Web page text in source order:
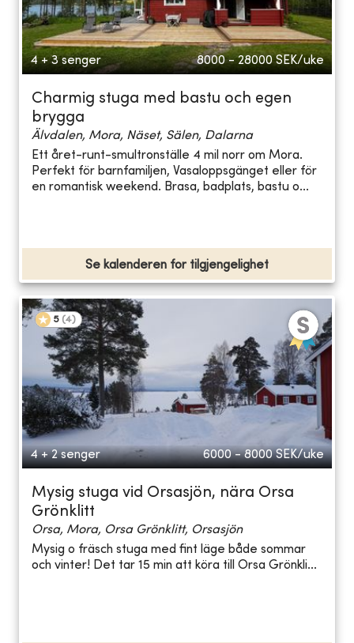
4 + 3 senger 8000 - 28000 SEK/uke
Charmig stuga med bastu och egen
brygga
Älvdalen, Mora, Näset, Sälen, Dalarna
Ett året-runt-smultronställe 4 mil norr om Mora.
Perfekt för barnfamiljen, Vasaloppsgänget eller för
en romantisk weekend. Brasa, badplats, bastu o...
Se kalenderen for tilgjengelighet
5 (4)
4 + 2 senger 6000 - 8000 SEK/uke
Mysig stuga vid Orsasjön, nära Orsa
Grönklitt
Orsa, Mora, Orsa Grönklitt, Orsasjön
Mysig o fräsch stuga med fint läge både sommar
och vinter! Det tar 15 min att köra till Orsa Grönkli...